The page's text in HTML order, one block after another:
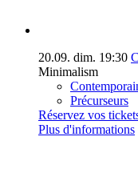
20.09. dim. 19:30
Minimalism
Précurseurs
Réservez vos
Plus d'informations